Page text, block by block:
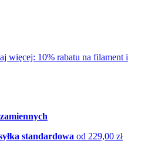
więcej: 10% rabatu na filament i
standardowa od 229,00 zł